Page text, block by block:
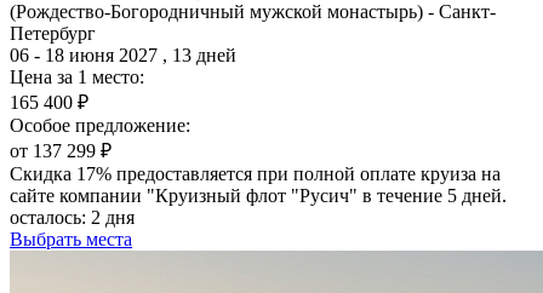
(Рождество-Богородничный мужской монастырь) - Санкт-
Петербург
06 - 18 июня 2027 , 13 дней
Цена за 1 место:
165 400 ₽
Особое предложение:
от 137 299 ₽
Скидка 17% предоставляется при полной оплате круиза на
сайте компании "Круизный флот "Русич" в течение 5 дней.
осталось: 2 дня
Выбрать места